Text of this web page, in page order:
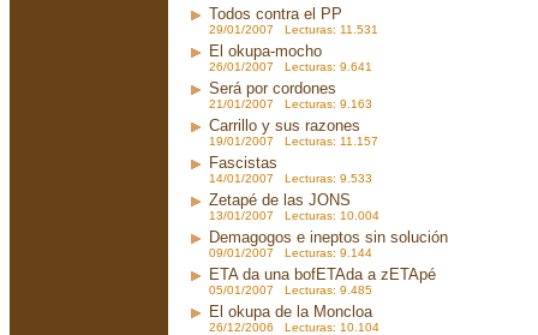
Todos contra el PP
29/01/2007 Lecturas: 11.531
El okupa-mocho
26/01/2007 Lecturas: 9.641
Será por cordones
21/01/2007 Lecturas: 9.163
Carrillo y sus razones
19/01/2007 Lecturas: 11.157
Fascistas
14/01/2007 Lecturas: 9.533
Zetapé de las JONS
13/01/2007 Lecturas: 10.004
Demagogos e ineptos sin solución
09/01/2007 Lecturas: 9.144
ETA da una bofETAda a zETApé
05/01/2007 Lecturas: 9.485
El okupa de la Moncloa
26/12/2006 Lecturas: 10.104